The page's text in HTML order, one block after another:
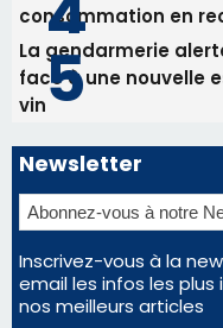
Les plus lus
Satine Nomary est la
Éclipse du 12 août :
d'un spectacle qui
Bastia – Le festival
avant le concert de
En Corse, un début
consommation en